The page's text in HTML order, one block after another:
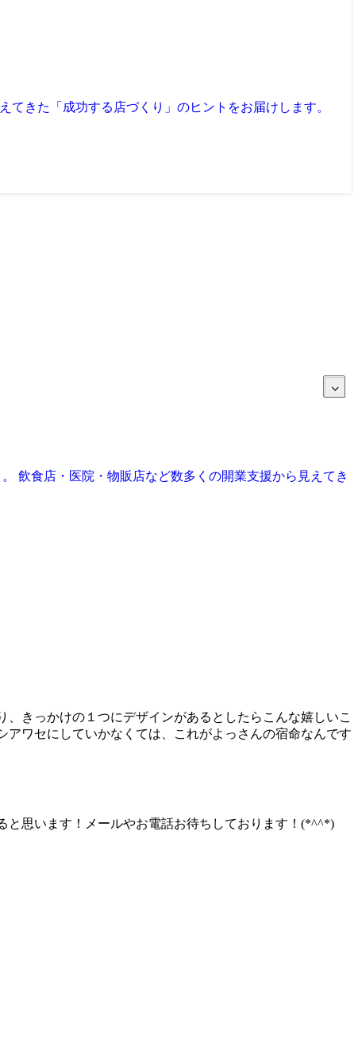
きた「成功する店づくり」のヒントをお届けします。
飲食店・医院・物販店など数多くの開業支援から見えてき
きっかけの１つにデザインがあるとしたらこんな嬉しいこ
ワセにしていかなくては、これがよっさんの宿命なんです
と思います！メールやお電話お待ちしております！(*^^*)